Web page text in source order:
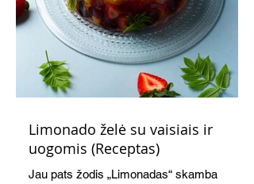
Limonado želė su vaisiais ir
uogomis (Receptas)
Jau pats žodis „Limonadas“ skamba